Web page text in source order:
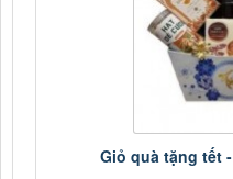
Giỏ quà tặng tết -